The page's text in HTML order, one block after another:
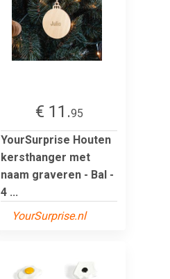
€ 11.95
YourSurprise Houten
kersthanger met
naam graveren - Bal -
4 ...
YourSurprise.nl